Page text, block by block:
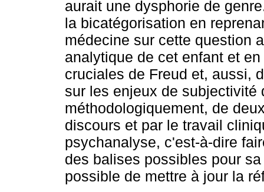
aurait une dysphorie de
la bicatégorisation en
médecine sur cette question
analytique de cet enfant et
cruciales de Freud et, aussi,
sur les enjeux de
méthodologiquement, de
discours et par le travail
psychanalyse, c'est-à-dire
des balises possibles pour
possible de mettre à jour la